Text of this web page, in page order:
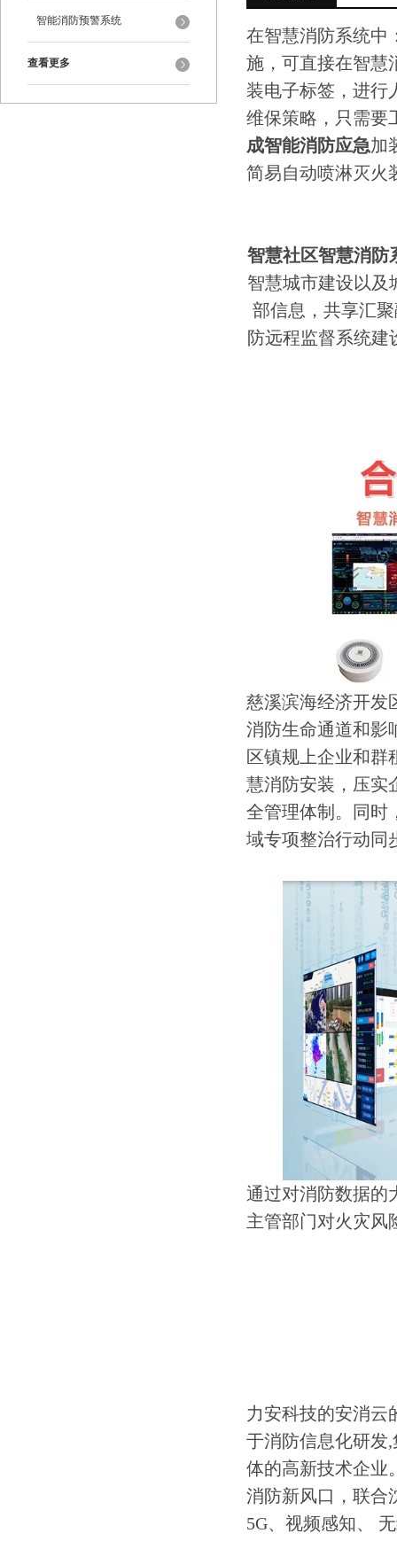
智能消防预警系统
查看更多
在智慧消防系统中
施，可直接在智慧
装电子标签，进行
维保策略，只需要
成智能消防应急加
简易自动喷淋灭火
智慧社区智慧消防
智慧城市建设以及
部信息，共享汇
防远程监督系统建
慈溪滨海经济开发
消防生命通道和影
区镇规上企业和群
慧消防安装，压实
全管理体制。同时
域专项整治行动同
通过对消防数据的
主管部门对火灾风
力安科技的安消云
于消防信息化研发
体的高新技术企业
消防新风口，联合
5G、视频感知、